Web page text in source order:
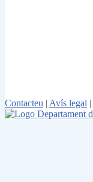
Contacteu | Avís legal |